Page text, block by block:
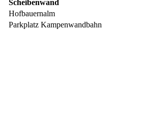
Scheibenwand
Hofbauernalm
Parkplatz Kampenwandbahn